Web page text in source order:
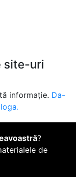
site-uri
informație. Da-
?
de